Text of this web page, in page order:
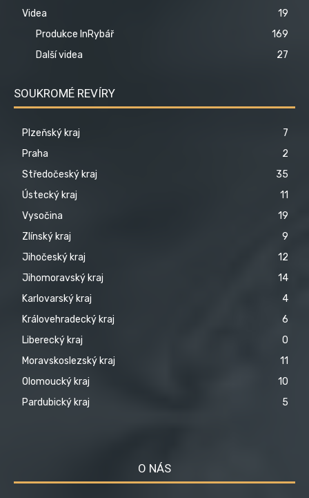
Videa
19
Produkce InRybář
169
Další videa
27
SOUKROMÉ REVÍRY
Plzeňský kraj
7
Praha
2
Středočeský kraj
35
Ústecký kraj
11
Vysočina
19
Zlínský kraj
9
Jihočeský kraj
12
Jihomoravský kraj
14
Karlovarský kraj
4
Královehradecký kraj
6
Liberecký kraj
0
Moravskoslezský kraj
11
Olomoucký kraj
10
Pardubický kraj
5
O NÁS